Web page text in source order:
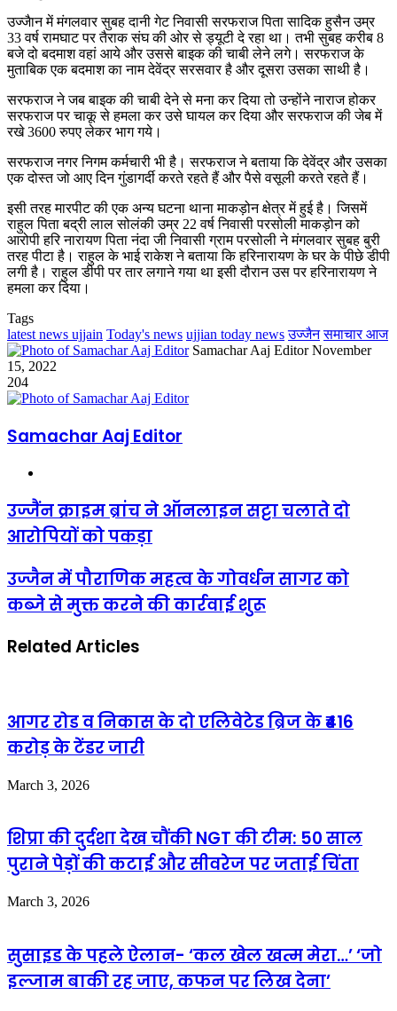
उज्जैान में मंगलवार सुबह दानी गेट निवासी सरफराज पिता सादिक हुसैन उम्र
33 वर्ष रामघाट पर तैराक संघ की ओर से ड्यूटी दे रहा था। तभी सुबह करीब 8
बजे दो बदमाश वहां आये और उससे बाइक की चाबी लेने लगे। सरफराज के
मुताबिक एक बदमाश का नाम देवेंद्र सरसवार है और दूसरा उसका साथी है।
सरफराज ने जब बाइक की चाबी देने से मना कर दिया तो उन्होंने नाराज होकर
सरफराज पर चाकू से हमला कर उसे घायल कर दिया और सरफराज की जेब में
रखे 3600 रुपए लेकर भाग गये।
सरफराज नगर निगम कर्मचारी भी है। सरफराज ने बताया कि देवेंद्र और उसका
एक दोस्त जो आए दिन गुंडागर्दी करते रहते हैं और पैसे वसूली करते रहते हैं।
इसी तरह मारपीट की एक अन्य घटना थाना माकड़ोन क्षेत्र में हुई है। जिसमें
राहुल पिता बद्री लाल सोलंकी उम्र 22 वर्ष निवासी परसोली माकड़ोन को
आरोपी हरि नारायण पिता नंदा जी निवासी ग्राम परसोली ने मंगलवार सुबह बुरी
तरह पीटा है। राहुल के भाई राकेश ने बताया कि हरिनारायण के घर के पीछे डीपी
लगी है। राहुल डीपी पर तार लगाने गया था इसी दौरान उस पर हरिनारायण ने
हमला कर दिया।
Tags
latest news ujjain Today's news ujjian today news उज्जैन समाचार आज
Samachar Aaj Editor Send
November
15, 2022
204
Samachar Aaj Editor
उज्जैंन क्राइम ब्रांच ने ऑनलाइन सट्टा चलाते दो
आरोपियों को पकड़ा
उज्जैन में पौराणिक महत्व के गोवर्धन सागर को
कब्जे से मुक्त करने की कार्रवाई शुरू
Related Articles
आगर रोड व निकास के दो एलिवेटेड ब्रिज के ₹416
करोड़ के टेंडर जारी
March 3, 2026
शिप्रा की दुर्दशा देख चौंकी NGT की टीम: 50 साल
पुराने पेड़ों की कटाई और सीवरेज पर जताई चिंता
March 3, 2026
सुसाइड के पहले ऐलान- ‘कल खेल खत्म मेरा…’ ‘जो
इल्जाम बाकी रह जाए, कफन पर लिख देना’